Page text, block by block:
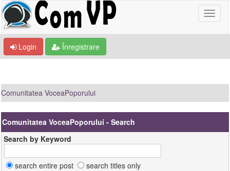
Login Înregistrare
Comunitatea VoceaPoporului
Comunitatea VoceaPoporului - Search
Search by Keyword
search entire post search titles only